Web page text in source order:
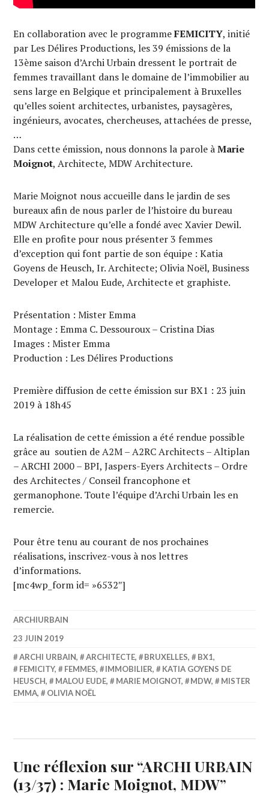
En collaboration avec le programmeFEMICITY, initié
par Les Délires Productions, les 39 émissions de la
13ème saison d’Archi Urbain dressent le portrait de
femmes travaillant dans le domaine de l’immobilier au
sens large en Belgique et principalement à Bruxelles
qu’elles soient architectes, urbanistes, paysagères,
ingénieurs, avocates, chercheuses, attachées de presse,
…
Dans cette émission, nous donnons la parole àMarie
Moignot, Architecte, MDW Architecture.
Marie Moignot nous accueille dans le jardin de ses
bureaux afin de nous parler de l’histoire du bureau
MDW Architecture qu’elle a fondé avec Xavier Dewil.
Elle en profite pour nous présenter 3 femmes
d’exception qui font partie de son équipe : Katia
Goyens de Heusch, Ir. Architecte; Olivia Noël, Business
Developer et Malou Eude, Architecte et graphiste.
Présentation : Mister Emma
Montage : Emma C. Dessouroux – Cristina Dias
Images : Mister Emma
Production : Les Délires Productions
Première diffusion de cette émission sur BX1 : 23 juin
2019 à 18h45
La réalisation de cette émission a été rendue possible
grâce au soutien de A2M – A2RC Architects – Altiplan
– ARCHI 2000 – BPI, Jaspers-Eyers Architects – Ordre
des Architectes / Conseil francophone et
germanophone. Toute l’équipe d’Archi Urbain les en
remercie.
Pour être tenu au courant de nos prochaines
réalisations, inscrivez-vous à nos lettres
d’informations.
[mc4wp_form id= »6532″]
ARCHIURBAIN
23 JUIN 2019
ARCHI URBAIN, ARCHITECTE, BRUXELLES, BX1,
FEMICITY, FEMMES, IMMOBILIER,
KATIA GOYENS DE
HEUSCH, MALOU EUDE, MARIE MOIGNOT, MDW,
MISTER
EMMA, OLIVIA NOËL
Une réflexion sur “ARCHI URBAIN
(13/37) : Marie Moignot, MDW”